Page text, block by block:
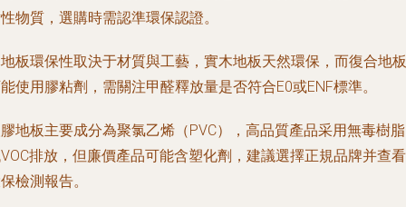
物質，選購時需認準環保認證。
板環保性取決于材質與工藝，實木地板天然環保，而復合地板
使用膠粘劑，需關注甲醛釋放量是否符合E0或ENF標準。
地板主要成分為聚氯乙烯（PVC），高品質產品采用無毒樹
排放，但廉價產品可能含塑化劑，建議選擇正規品牌并查看
檢測報告。